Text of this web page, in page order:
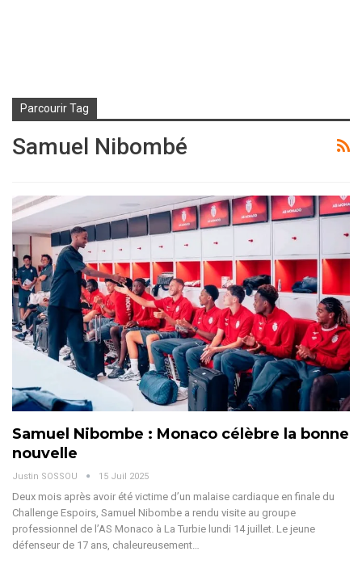
Parcourir Tag
Samuel Nibombé
Samuel Nibombe : Monaco célèbre la bonne
nouvelle
Justin SOSSOU 15 Juil 2025
Deux mois après avoir été victime d’un malaise cardiaque en finale du
Challenge Espoirs, Samuel Nibombe a rendu visite au groupe
professionnel de l’AS Monaco à La Turbie lundi 14 juillet. Le jeune
défenseur de 17 ans, chaleureusement…